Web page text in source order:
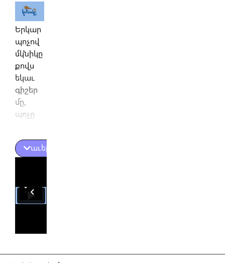
Երկար
պոչով
մկնիկը
քովս
եկաւ
գիշեր
մը,
պոչը
ու ըսաւ՝
Տակաւին
Երկար
ինծի
աւելին